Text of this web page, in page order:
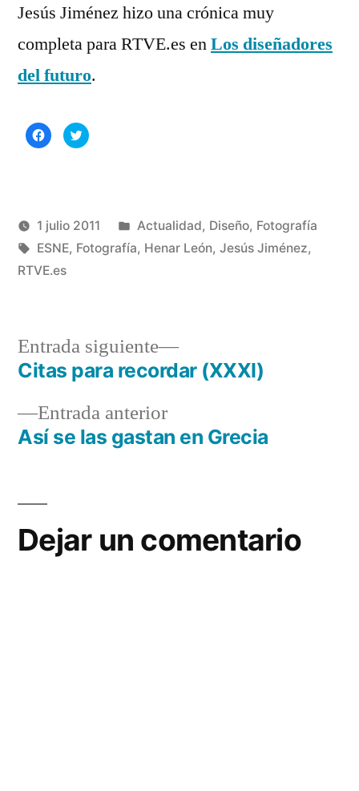
Jesús Jiménez hizo una crónica muy
completa para RTVE.es enLos diseñadores
del futuro.
Haz
clic
una
ventana
Haz
clic
una
ventana
Publicado
por
Manuel
Rivas
1 julio 2011
Publicado
en
Actualidad, Diseño, Fotografía
Etiquetas:
ESNE, Fotografía, Henar León, Jesús Jiménez,
RTVE.es
Navegación
de
entradas
Entrada anteriorEntrada
anterior:
Así se las gastan en Grecia
Entrada siguiente
Entrada
siguiente:
Citas para recordar (XXXI)
Dejar un comentario